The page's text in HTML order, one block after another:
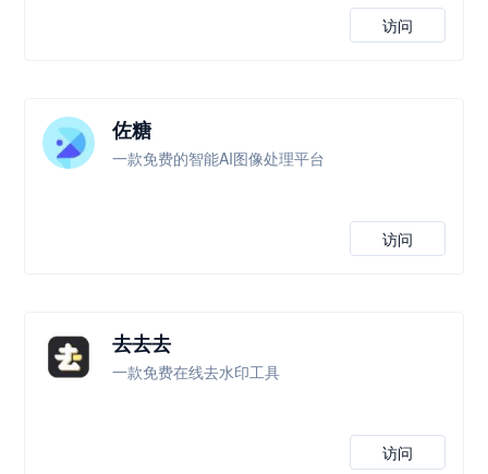
访问
佐糖
一款免费的智能AI图像处理平台
访问
去去去
一款免费在线去水印工具
访问